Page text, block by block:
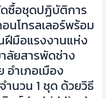
ดซื้อชุดปฏิบัติการ
นโทรลเลอร์พร้อม
มือแรงงานแห่ง
ลัยสารพัดช่าง
ำเภอเมือง
นวน 1 ชุด ด้วยวิธี